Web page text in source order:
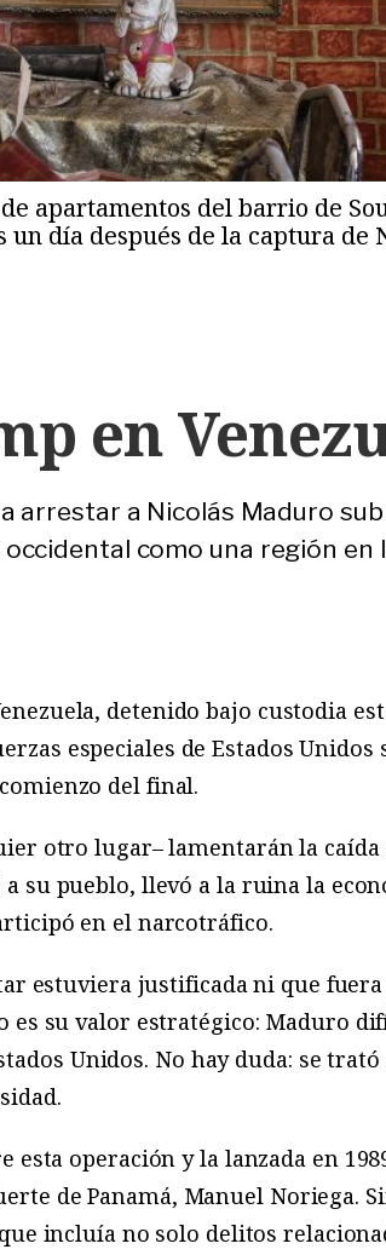
apartamentos del barrio de
día después de la captura de
en
arrestar a Nicolás Maduro
como una región en
detenido bajo custodia
especiales de Estados
del final.
otro lugar– lamentarán la
su pueblo, llevó a la ruina la
en el narcotráfico.
estuviera justificada ni que fuera
es su valor estratégico: Maduro
Unidos. No hay duda: se
operación y la lanzada en
de Panamá, Manuel Noriega.
incluía no solo delitos